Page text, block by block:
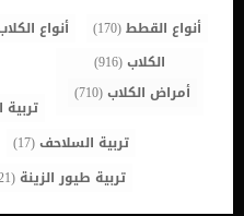
أنواع القطط(170) أنواع
الكلاب(916)
أمراض الكلاب(710)
تربية
تربية السلاحف(17)
تربية طيور الزينة (21)